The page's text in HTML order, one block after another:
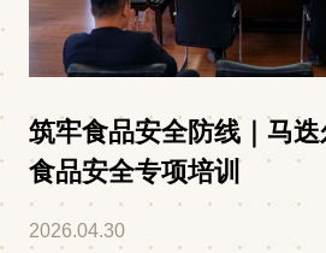
筑牢食品安全防线｜马
食品安全专项培训
2026.04.30